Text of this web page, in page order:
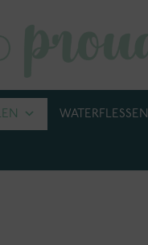
WATERFLESSEN